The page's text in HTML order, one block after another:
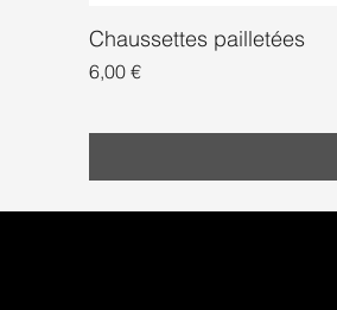
Chaussettes pailletées
Prix
6,00 €